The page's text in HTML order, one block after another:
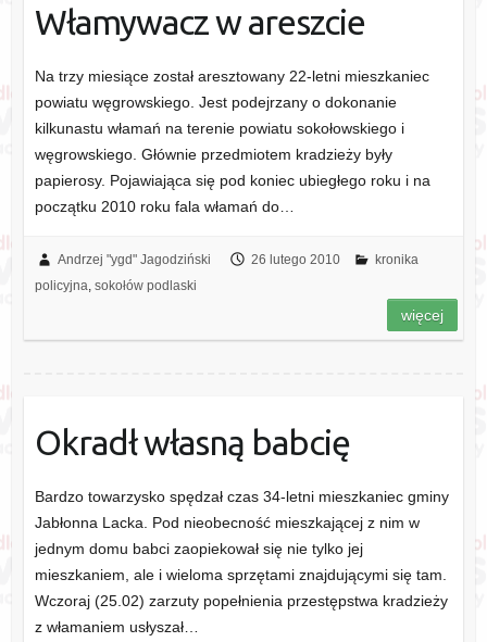
Włamywacz w areszcie
Na trzy miesiące został aresztowany 22-letni mieszkaniec
powiatu węgrowskiego. Jest podejrzany o dokonanie
kilkunastu włamań na terenie powiatu sokołowskiego i
węgrowskiego. Głównie przedmiotem kradzieży były
papierosy. Pojawiająca się pod koniec ubiegłego roku i na
początku 2010 roku fala włamań do…
Andrzej "ygd" Jagodziński 26 lutego 2010
kronika
policyjna sokołów podlaski
więcej
Okradł własną babcię
Bardzo towarzysko spędzał czas 34-letni mieszkaniec gminy
Jabłonna Lacka. Pod nieobecność mieszkającej z nim w
jednym domu babci zaopiekował się nie tylko jej
mieszkaniem, ale i wieloma sprzętami znajdującymi się tam.
Wczoraj (25.02) zarzuty popełnienia przestępstwa kradzieży
z włamaniem usłyszał…